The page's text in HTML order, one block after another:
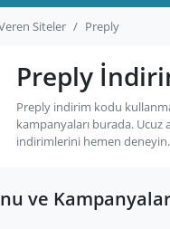
Siteler Preply
Preply
Preply indirim kodu
kampanyaları burada. Ucuz
indirimlerini hemen deneyin.
ve